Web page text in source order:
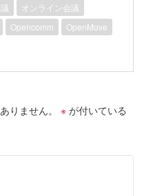
オンライン会議
Opencomm
OpenMove
りません。
※ が付いている